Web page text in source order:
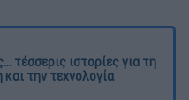
τέσσερις ιστορίες για τη
την τεχνολογία